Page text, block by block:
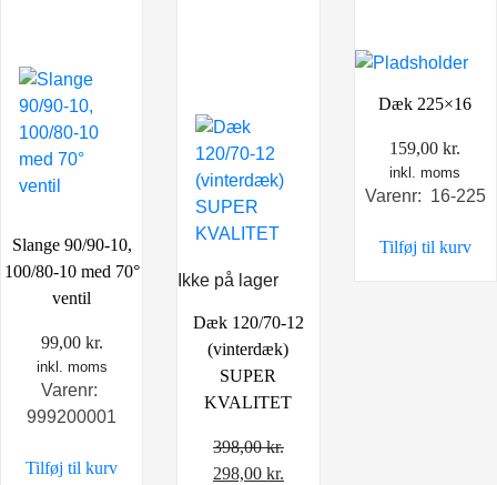
Slange 90/90-10,
100/80-10 med 70°
ventil
99,00 kr.
inkl. moms
Varenr:
999200001
Tilføj til kurv
Ikke på lager
Dæk 120/70-12
(vinterdæk)
SUPER
KVALITET
398,00kr.
Den
298,00 kr.
Dæk 225×16
159,00kr.
inkl. moms
Varenr: 16-225
Tilføj til kurv